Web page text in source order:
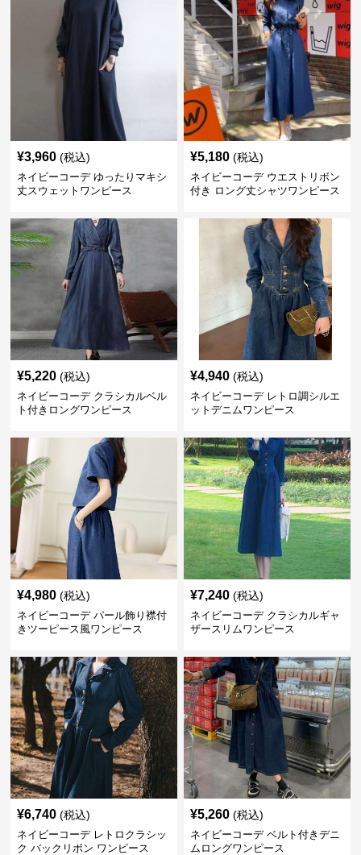
¥3,960 (税込)
ネイビーコーデ ゆったりマキシ
丈スウェットワンピース
¥5,180 (税込)
ネイビーコーデ ウエストリボン
付き ロング丈シャツワンピース
¥5,220 (税込)
ネイビーコーデ クラシカルベル
ト付きロングワンピース
¥4,940 (税込)
ネイビーコーデ レトロ調シルエ
ットデニムワンピース
¥4,980 (税込)
ネイビーコーデ パール飾り襟付
きツーピース風ワンピース
¥7,240 (税込)
ネイビーコーデ クラシカルギャ
ザースリムワンピース
¥6,740 (税込)
ネイビーコーデ レトロクラシッ
ク バックリボン ワンピース
¥5,260 (税込)
ネイビーコーデ ベルト付きデニ
ムロングワンピース